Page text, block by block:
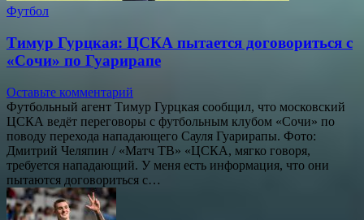
Футбол
Тимур Гурцкая: ЦСКА пытается договориться с
«Сочи» по Гуарирапе
Оставьте комментарий
Футбольный агент Тимур Гурцкая сообщил, что московский
ЦСКА ведёт переговоры с футбольным клубом «Сочи» по
поводу перехода нападающего Сауля Гуарирапы. Фото:
Дмитрий Челяпин / «Матч ТВ» «ЦСКА, мягко говоря,
требуется нападающий. У меня есть информация, что они
пытаются договориться с…